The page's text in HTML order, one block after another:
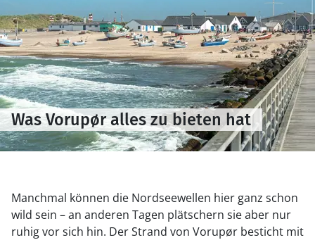
Was Vorupør alles zu bieten hat
Manchmal können die Nordseewellen hier ganz schon
wild sein – an anderen Tagen plätschern sie aber nur
ruhig vor sich hin. Der Strand von Vorupør besticht mit